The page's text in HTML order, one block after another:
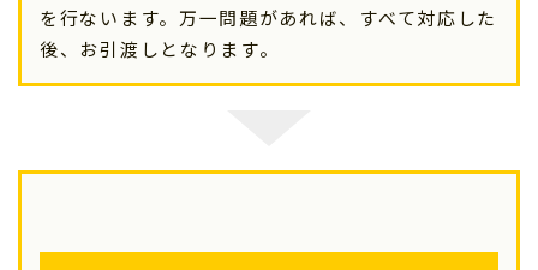
を行ないます。万一問題があれば、すべて対応した
後、お引渡しとなります。